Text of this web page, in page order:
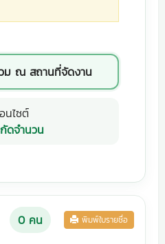
ม ณ สถานที่จัดงาน
นไซต์
ดจำนวน
0คน พิมพ์ใบรายชื่อ